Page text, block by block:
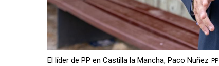
El líder de PP en Castilla la Mancha, Paco Nuñez PP